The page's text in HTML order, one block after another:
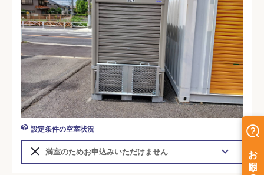
設定条件の空室状況
満室のためお申込みいただけません